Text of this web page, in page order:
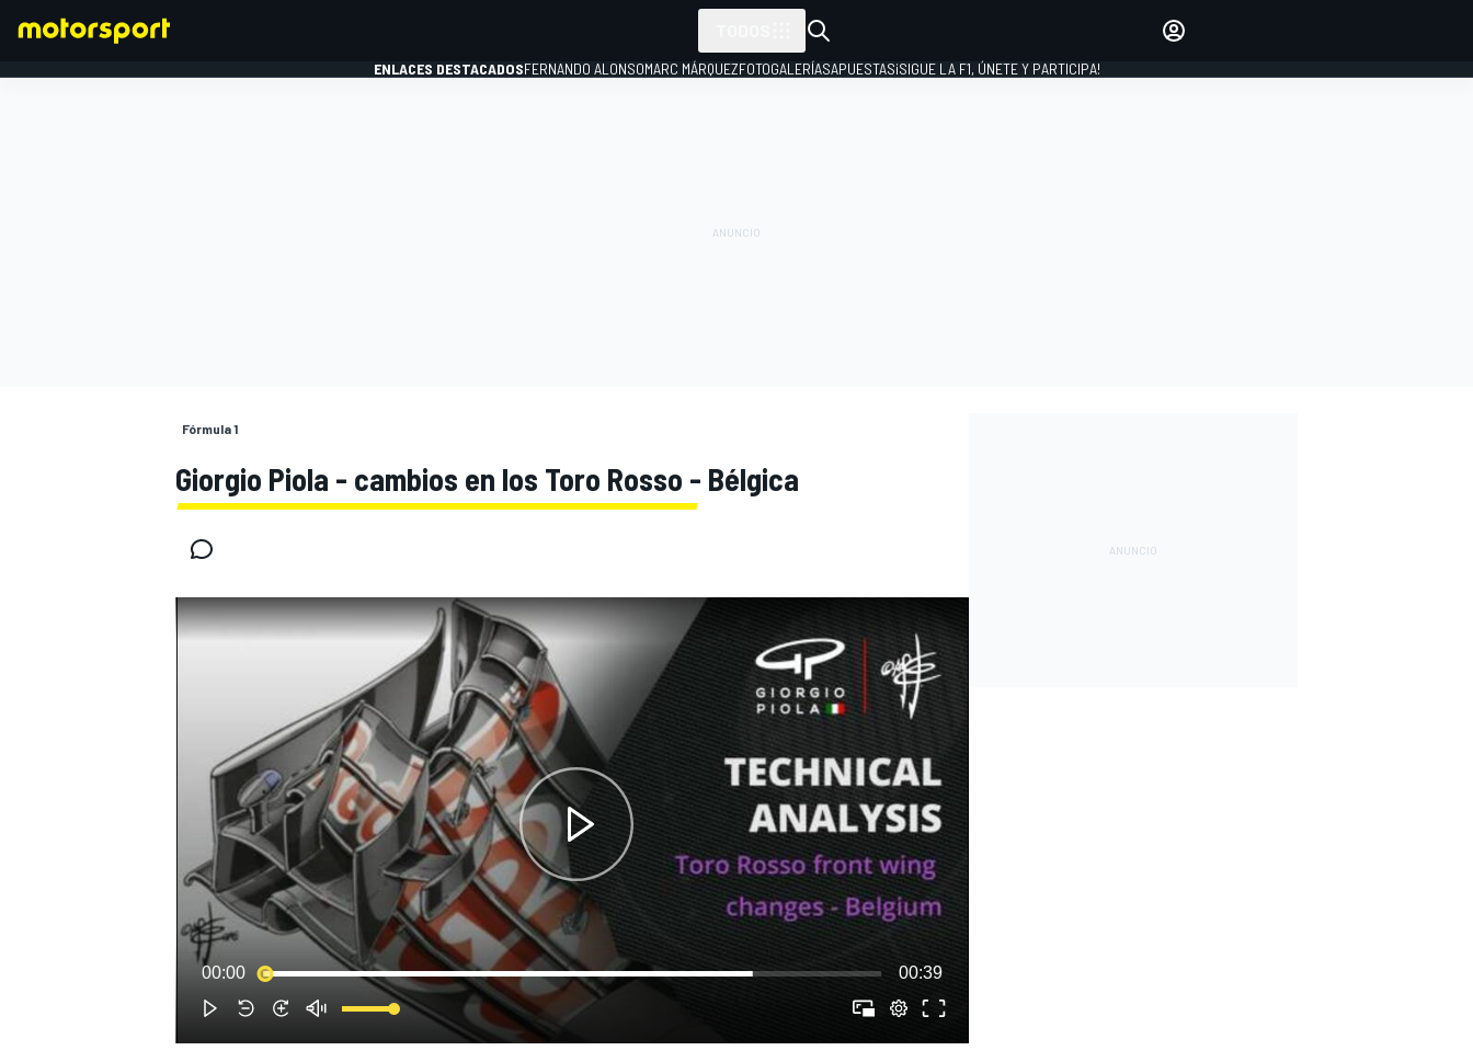
INDYCAR
WEC FÓRMULA E
ENLACES DESTACADOSFERNANDO ALONSOMARC MÁRQUEZFOTOGALERÍASAPUESTAS¡SIGUE LA F1, ÚNETE Y PARTICIPA!
Fórmula 1
Giorgio Piola - cambios en los Toro Rosso - Bélgica
00:00 00:39